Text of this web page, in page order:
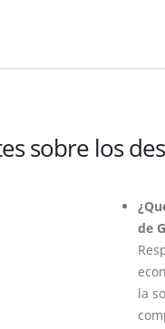
sobre los
de
la